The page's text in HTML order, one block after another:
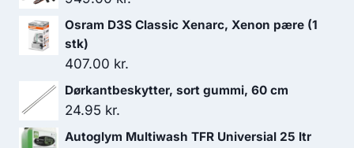
Osram D3S Classic Xenarc, Xenon pære (1
stk)
407.00 kr.
Dørkantbeskytter, sort gummi, 60 cm
24.95 kr.
Autoglym Multiwash TFR Universial 25 ltr